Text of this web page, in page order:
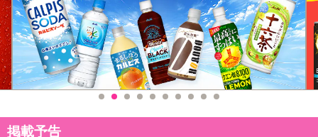
掲載予告